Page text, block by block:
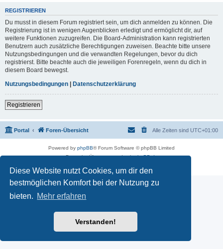
Diese Website nutzt Cookies, um dir den
bestmöglichen Komfort bei der Nutzung zu
bieten. Mehr erfahren
Verstanden!
REGISTRIEREN
Du musst in diesem Forum registriert sein, um dich anmelden zu können. Die
Registrierung ist in wenigen Augenblicken erledigt und ermöglicht dir, auf
weitere Funktionen zuzugreifen. Die Board-Administration kann registrierten
Benutzern auch zusätzliche Berechtigungen zuweisen. Beachte bitte unsere
Nutzungsbedingungen und die verwandten Regelungen, bevor du dich
registrierst. Bitte beachte auch die jeweiligen Forenregeln, wenn du dich in
diesem Board bewegst.
Nutzungsbedingungen | Datenschutzerklärung
Registrieren
Portal Foren-Übersicht Alle Zeiten sind UTC+01:00
Powered by phpBB® Forum Software © phpBB Limited
Deutsche Übersetzung durchphpBB.de